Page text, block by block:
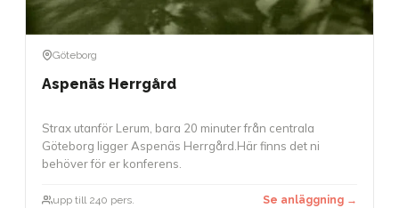
Göteborg
Aspenäs Herrgård
Strax utanför Lerum, bara 20 minuter från centrala
Göteborg ligger Aspenäs Herrgård.Här finns det ni
behöver för er konferens.
upp till 240 pers. Se anläggning →